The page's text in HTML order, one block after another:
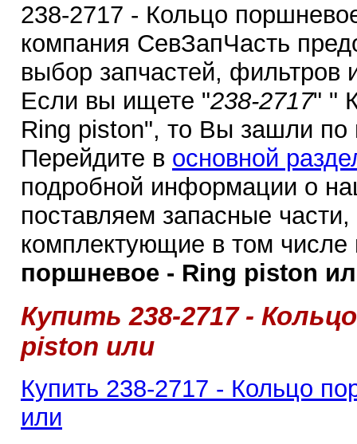
238-2717 - Кольцо
компания СевЗапЧасть
выбор запчастей, фильтров
Если вы ищете "238-2717" "
Ring piston", то Вы зашли по
Перейдите в основной
подробной информации о
поставляем запасные
комплектующие в том
поршневое - Ring piston
Купить 238-2717 -
piston или
Купить 238-2717 - Кольцо
или